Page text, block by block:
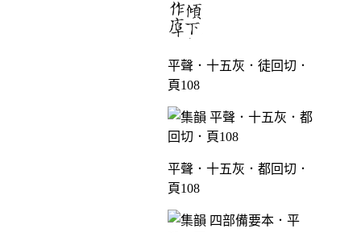
平聲．十五灰．徒回切．
頁108
平聲．十五灰．都回切．
頁108